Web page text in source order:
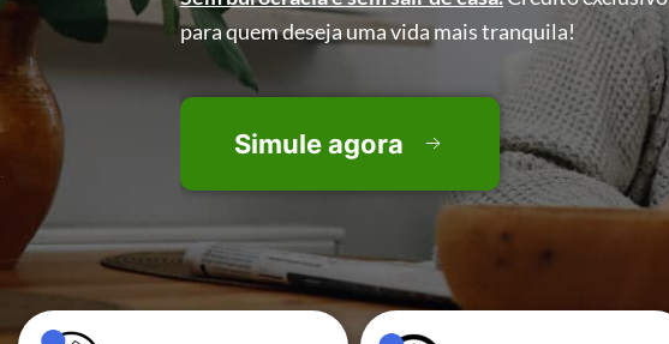
para quem deseja uma vida mais tranquila!
Simule agora